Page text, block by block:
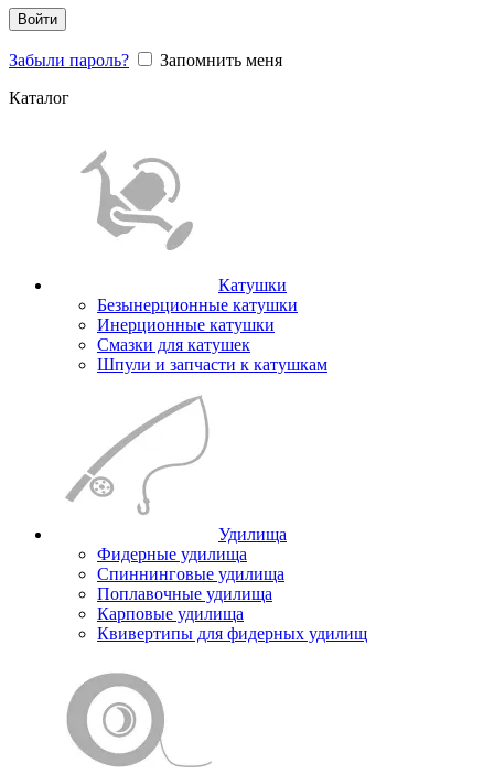
Войти
Забыли пароль?
Запомнить меня
Каталог
Катушки
Безынерционные катушки
Инерционные катушки
Смазки для катушек
Шпули и запчасти к катушкам
Удилища
Фидерные удилища
Спиннинговые удилища
Поплавочные удилища
Карповые удилища
Квивертипы для фидерных удилищ